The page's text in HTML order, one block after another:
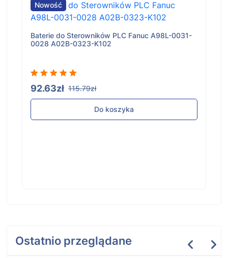
Nowość
Baterie do Sterowników PLC Fanuc A98L-0031-
0028 A02B-0323-K102
92.63zł 115.79zł
Do koszyka
Ostatnio przeglądane